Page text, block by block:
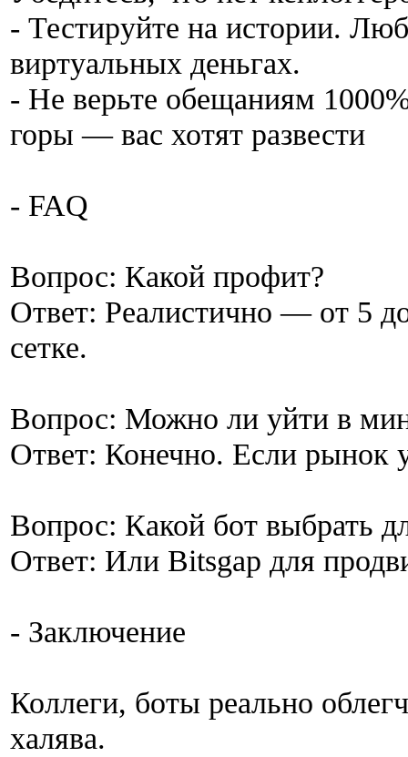
- Тестируйте на истории.
виртуальных деньгах.
- Не верьте обещаниям
горы — вас хотят развести
- FAQ
Вопрос: Какой профит?
Ответ: Реалистично — от 5
сетке.
Вопрос: Можно ли уйти в
Ответ: Конечно. Если рынок
Вопрос: Какой бот выбрать
Ответ: Или Bitsgap для
- Заключение
Коллеги, боты реально
халява.